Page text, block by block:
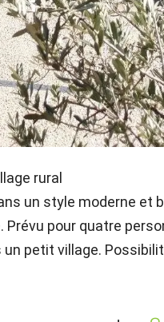
rural
un style moderne et
Prévu pour quatre
petit village.